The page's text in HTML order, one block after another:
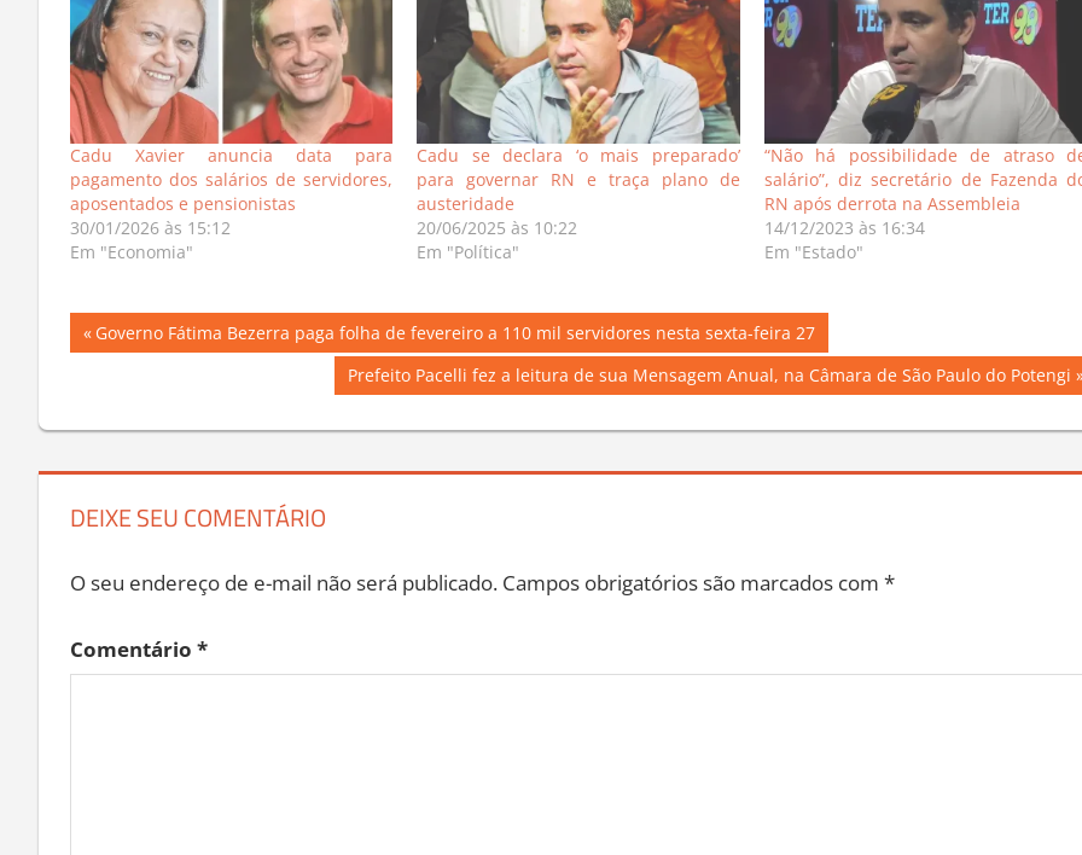
Cadu Xavier anuncia data para
pagamento dos salários de servidores,
aposentados e pensionistas
30/01/2026 às 15:12
Cadu se declara ‘o mais preparado’
para governar RN e traça plano de
austeridade
20/06/2025 às 10:22
“Não há possibilidade de atraso
salário”, diz secretário de Fazenda
RN após derrota na Assembleia
14/12/2023 às 16:34
Navegação
Post
Previous
Governo Fátima Bezerra paga folha de fevereiro a 110 mil servidores nesta sexta-feira 27
Next
Prefeito Pacelli fez a leitura de sua Mensagem Anual, na Câmara de São Paulo do Potengi
DEIXE SEU COMENTÁRIO
O seu endereço de e-mail não será publicado. Campos obrigatórios são marcados com
Comentário